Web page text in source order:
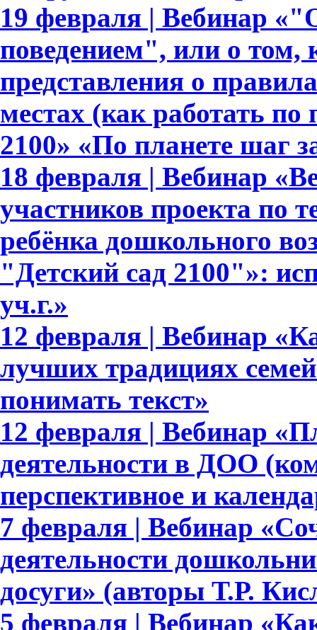
19 февраля | Вебинар
поведением", или о том,
представления о
местах (как работать
2100» «По планете шаг
18 февраля | Вебинар
участников проекта по
ребёнка дошкольного
"Детский сад 2100"»:
уч.г.»
12 февраля | Вебинар
лучших традициях
понимать текст»
12 февраля | Вебинар
деятельности в ДОО
перспективное и
7 февраля | Вебинар
деятельности
досуги» (авторы Т.Р.
5 февраля | Вебинар